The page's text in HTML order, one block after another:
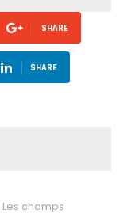
SHARE
SHARE
Les champs